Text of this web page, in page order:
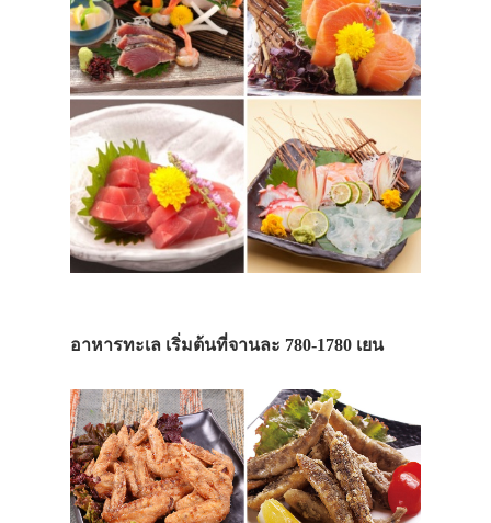
อาหารทะเล เริ่มต้นที่จานละ 780-1780 เยน